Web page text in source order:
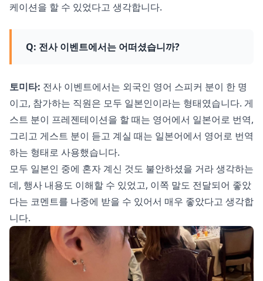
케이션을 할 수 있었다고 생각합니다.
Q: 전사 이벤트에서는 어떠셨습니까?
토미타: 전사 이벤트에서는 외국인 영어 스피커 분이 한 명
이고, 참가하는 직원은 모두 일본인이라는 형태였습니다. 게
스트 분이 프레젠테이션을 할 때는 영어에서 일본어로 번역,
그리고 게스트 분이 듣고 계실 때는 일본어에서 영어로 번역
하는 형태로 사용했습니다.
모두 일본인 중에 혼자 계신 것도 불안하셨을 거라 생각하는
데, 행사 내용도 이해할 수 있었고, 이쪽 말도 전달되어 좋았
다는 코멘트를 나중에 받을 수 있어서 매우 좋았다고 생각합
니다.